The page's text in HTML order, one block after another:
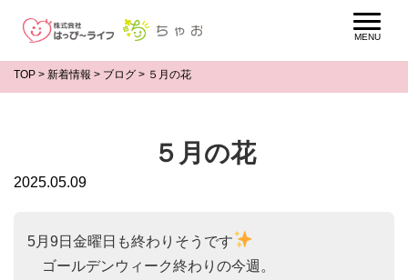
TOP > 新着情報 > ブログ > ５月の花
５月の花
2025.05.09
5月9日金曜日も終わりそうです
ゴールデンウィーク終わりの今週。